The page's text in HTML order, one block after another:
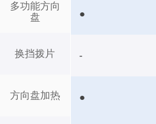
多功能方向
盘
换挡拨片
方向盘加热
●
-
●